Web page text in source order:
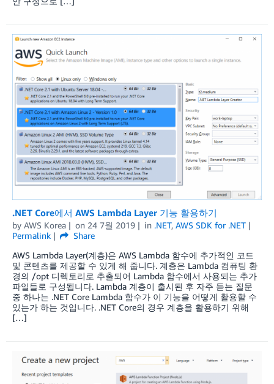
.NET Core에서 AWS Lambda Layer 기능 활용하기
by AWS Korea on 24 7월 2019 in .NET, AWS SDK for .NET
Permalink
Share
AWS Lambda Layer(계층)은 AWS Lambda 함수에 추가적인 코드
및 콘텐츠를 제공할 수 있게 해 줍니다. 계층은 Lambda 컴퓨팅 환
경의 /opt 디렉토리로 추출되어 Lambda 함수에서 사용되는 추가
파일들로 구성됩니다. Lambda 계층이 출시된 후 자주 듣는 질문
중 하나는 .NET Core Lambda 함수가 이 기능을 어떻게 활용할 수
있는가 하는 것입니다. .NET Core의 경우 계층을 활용하기 위해
[…]